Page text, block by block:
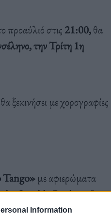
Information
προαύλιό στις 21:00,θα
την Τρίτη 1η
με χορογραφίες
με αφιερώματα
Osvaldo Pugliese, Juan